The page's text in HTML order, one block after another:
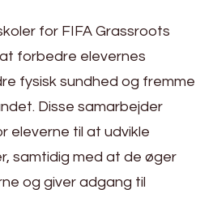
for FIFA Grassroots
forbedre elevernes
fysisk sundhed og fremme
Disse samarbejder
eleverne til at udvikle
samtidig med at de øger
og giver adgang til